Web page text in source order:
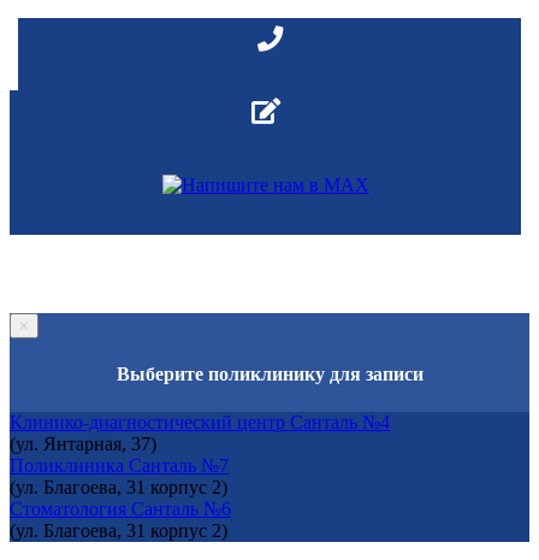
×
Выберите поликлинику для записи
Клинико-диагностический центр Санталь №4
(ул. Янтарная, 37)
Поликлиника Санталь №7
(ул. Благоева, 31 корпус 2)
Стоматология Санталь №6
(ул. Благоева, 31 корпус 2)